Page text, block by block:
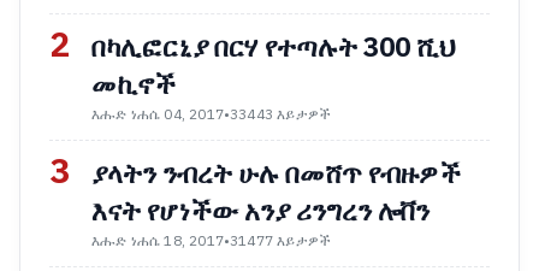
2 በካሊፎርኒያ በርሃ የተጣሉት 300 ሺህ
መኪኖች
እሑድ ነሐሴ 04, 2017•33443 እይታዎች
3
ያላትን ንብረት ሁሉ በመሸጥ የብዙዎች
እናት የሆነችው አንያ ሪንግረን ሎቨን
እሑድ ነሐሴ 18, 2017•31477 እይታዎች